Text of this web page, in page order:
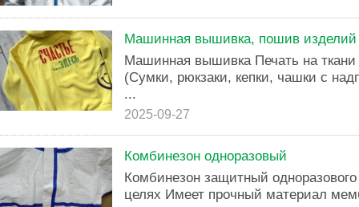
Машинная вышивка, пошив изделий
Машинная вышивка Печать на
(Сумки, рюкзаки, кепки, чашки с
...
2025-09-27
Комбинезон одноразовый
Комбинезон защитный
целях Имеет прочный материал